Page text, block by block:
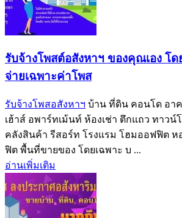
รับจ้างโพสต์อสังหาฯ ของคุณเอง โ
จ่ายเฉพาะค่าโพส
รับจ้างโพสอสังหาฯ บ้าน ที่ดิน คอนโด อา
เฮ้าส์ อพาร์ทเม้นท์ ห้องเช่า ตึกแถว ทาวน์
คลังสินค้า รีสอร์ท โรงแรม โฮมออฟฟิต ห
ฟิต พื้นที่ขายของ โดยเฉพาะ บ ...
อ่านเพิ่มเติม